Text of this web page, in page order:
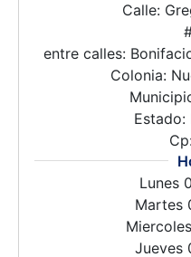
Calle:
entre calles:
Colonia:
Estado:
Lunes
Martes
Jueves